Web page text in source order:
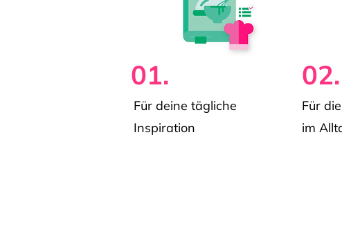
01.
Für deine tägliche
Inspiration
02.
Für
im